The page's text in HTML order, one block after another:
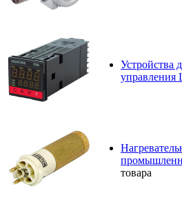
Устройства
управления
товара